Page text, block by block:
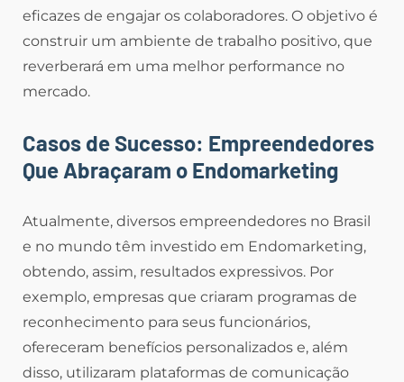
eficazes de engajar os colaboradores. O objetivo é
construir um ambiente de trabalho positivo, que
reverberará em uma melhor performance no
mercado.
Casos de Sucesso: Empreendedores
Que Abraçaram o Endomarketing
Atualmente, diversos empreendedores no Brasil
e no mundo têm investido em Endomarketing,
obtendo, assim, resultados expressivos. Por
exemplo, empresas que criaram programas de
reconhecimento para seus funcionários,
ofereceram benefícios personalizados e, além
disso, utilizaram plataformas de comunicação